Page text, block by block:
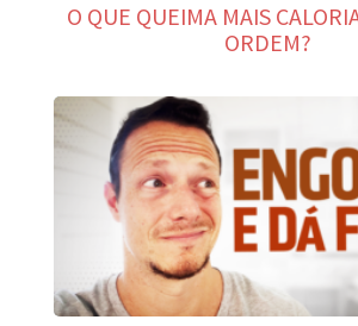
O QUE QUEIMA MAIS
ORDEM?